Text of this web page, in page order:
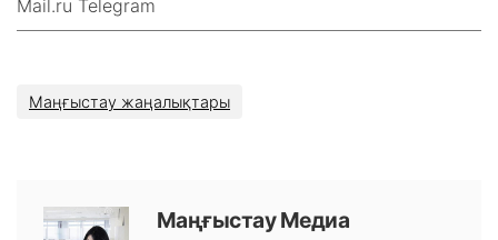
Mail.ru Telegram
Маңғыстау жаңалықтары
Маңғыстау Медиа